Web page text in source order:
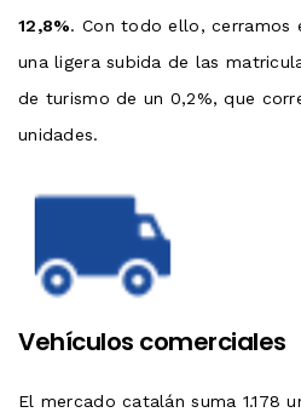
12,8%. Con todo ello, cerramos
una ligera subida de las
de turismo de un 0,2%, que
unidades.
Vehículos comerciales
El mercado catalán suma 1.178